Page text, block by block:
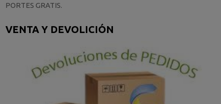
PORTES GRATIS.
VENTA Y DEVOLICIÓN